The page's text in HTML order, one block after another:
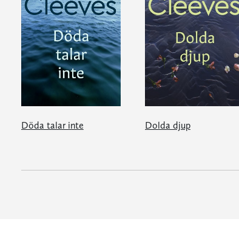
Döda talar inte Dolda djup